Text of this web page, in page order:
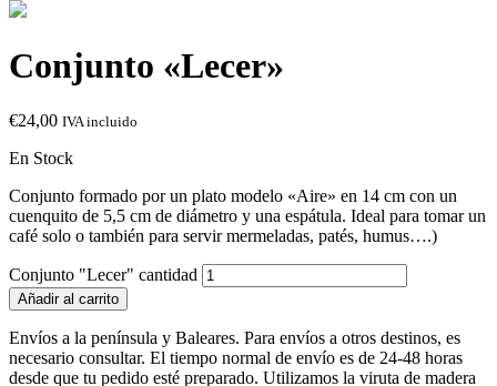
Conjunto «Lecer»
€24,00 IVA incluido
En Stock
Conjunto formado por un plato modelo «Aire» en 14 cm con un
cuenquito de 5,5 cm de diámetro y una espátula. Ideal para tomar un
café solo o también para servir mermeladas, patés, humus….)
Conjunto "Lecer" cantidad
Añadir al carrito
Envíos a la península y Baleares. Para envíos a otros destinos, es
necesario consultar. El tiempo normal de envío es de 24-48 horas
desde que tu pedido esté preparado. Utilizamos la viruta de madera